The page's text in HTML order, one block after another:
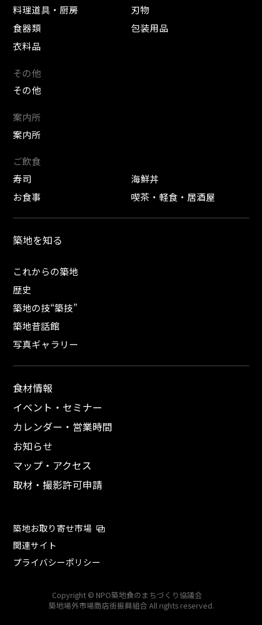
料理道具・厨房
刃物
食器類
包装用品
衣料品
その他
その他
案内所
案内所
ご飲食
寿司
海鮮丼
お食事
喫茶・軽食・居酒屋
築地を知る
これからの築地
歴史
築地の技“築技”
築地昔話館
写真ギャラリー
食材情報
イベント・セミナー
カレンダー・営業時間
お知らせ
マップ・アクセス
取材・撮影許可申請
築地お取り寄せ市場
関連サイト
プライバシーポリシー
Copyright © NPO築地食のまちづくり協議会
築地場外市場商店街振興組合 All rights reserved.